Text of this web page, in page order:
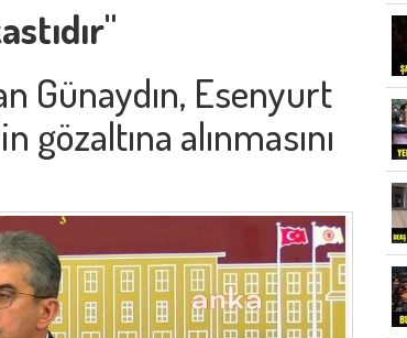
Günaydın, Esenyurt
gözaltına alınmasını